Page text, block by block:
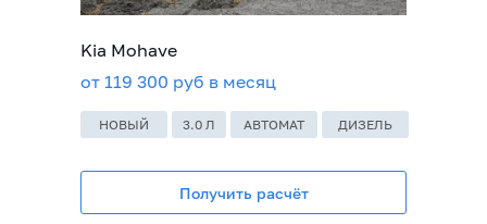
Kia Mohave
от 119 300 руб в месяц
3.0 Л АВТОМАТ ДИЗЕЛЬ
НОВЫЙ
Получить расчёт